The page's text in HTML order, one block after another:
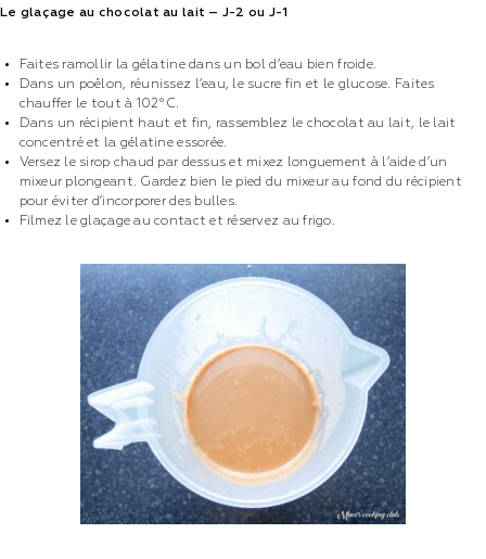
Le glaçage au chocolat au lait – J-2 ou J-1
Faites ramollir la gélatine dans un bol d’eau bien froide.
Dans un poêlon, réunissez l’eau, le sucre fin et le glucose. Faites
chauffer le tout à 102°C.
Dans un récipient haut et fin, rassemblez le chocolat au lait, le lait
concentré et la gélatine essorée.
Versez le sirop chaud par dessus et mixez longuement à l’aide d’un
mixeur plongeant. Gardez bien le pied du mixeur au fond du récipient
pour éviter d’incorporer des bulles.
Filmez le glaçage au contact et réservez au frigo.